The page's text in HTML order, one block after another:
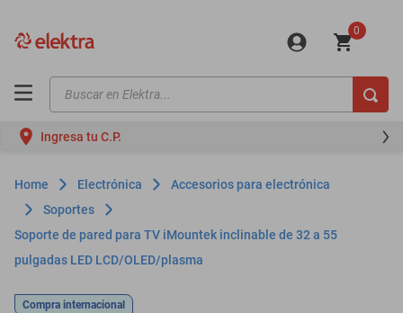
0
Buscar en Elektra...
Ingresa tu C.P.
Electrónica
Accesorios para electrónica
Soportes
Soporte de pared para TV iMountek inclinable de 32 a 55
pulgadas LED LCD/OLED/plasma
Compra internacional
motos
moto
celulares
iphones
lavadoras